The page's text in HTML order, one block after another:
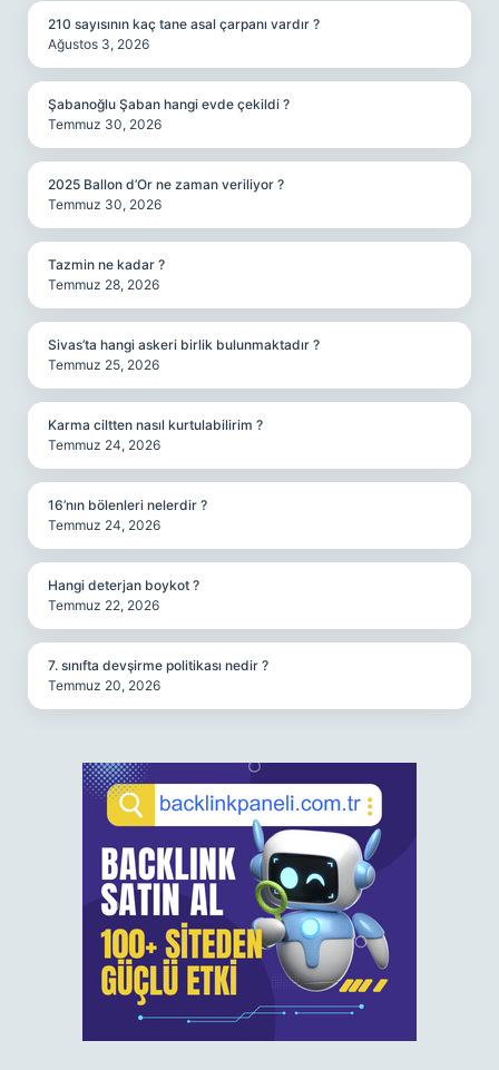
210 sayısının kaç tane asal çarpanı vardır ?
Ağustos 3, 2026
Şabanoğlu Şaban hangi evde çekildi ?
Temmuz 30, 2026
2025 Ballon d’Or ne zaman veriliyor ?
Temmuz 30, 2026
Tazmin ne kadar ?
Temmuz 28, 2026
Sivas’ta hangi askeri birlik bulunmaktadır ?
Temmuz 25, 2026
Karma ciltten nasıl kurtulabilirim ?
Temmuz 24, 2026
16’nın bölenleri nelerdir ?
Temmuz 24, 2026
Hangi deterjan boykot ?
Temmuz 22, 2026
7. sınıfta devşirme politikası nedir ?
Temmuz 20, 2026